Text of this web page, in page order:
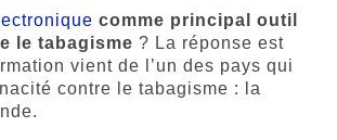
comme principal outil
le tabagisme ? La réponse est
vient de l’un des pays qui
contre le tabagisme : la